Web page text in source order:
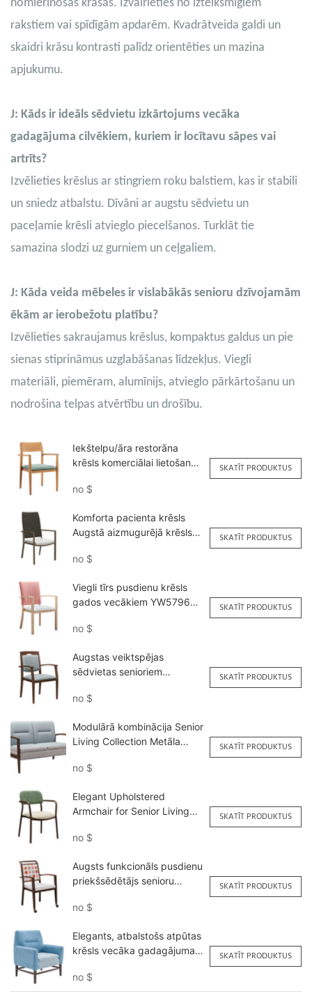
nomierinošās krāsās. Izvairieties no izteiksmīgiem
rakstiem vai spīdīgām apdarēm. Kvadrātveida galdi un
skaidri krāsu kontrasti palīdz orientēties un mazina
apjukumu.
J: Kāds ir ideāls sēdvietu izkārtojums vecāka
gadagājuma cilvēkiem, kuriem ir locītavu sāpes vai
artrīts?
Izvēlieties krēslus ar stingriem roku balstiem, kas ir stabili
un sniedz atbalstu. Dīvāni ar augstu sēdvietu un
paceļamie krēsli atvieglo piecelšanos. Turklāt tie
samazina slodzi uz gurniem un ceļgaliem.
J: Kāda veida mēbeles ir vislabākās senioru dzīvojamām
ēkām ar ierobežotu platību?
Izvēlieties sakraujamus krēslus, kompaktus galdus un pie
sienas stiprināmus uzglabāšanas līdzekļus. Viegli
materiāli, piemēram, alumīnijs, atvieglo pārkārtošanu un
nodrošina telpas atvērtību un drošību.
Iekštelpu/āra restorāna
krēsls komerciālai lietošanai
no $
SKATĪT PRODUKTUS
Komforta pacienta krēsls
Augstā aizmugurējā krēsls
YW5710-P Yumeya
no $
SKATĪT PRODUKTUS
Viegli tīrs pusdienu krēsls
gados vecākiem YW5796
no $
SKATĪT PRODUKTUS
Augstas veiktspējas
sēdvietas senioriem
YW5739 Yumeya
no $
SKATĪT PRODUKTUS
Modulārā kombinācija Senior
Living Collection Metāla
YSF1125 Yumeya
no $
SKATĪT PRODUKTUS
Elegant Upholstered
Armchair for Senior Living
Yumeya
no $
SKATĪT PRODUKTUS
Augsts funkcionāls pusdienu
priekšsēdētājs senioru
Yumeya
no $
SKATĪT PRODUKTUS
Elegants, atbalstošs atpūtas
krēsls vecāka gadagājuma
no $
SKATĪT PRODUKTUS